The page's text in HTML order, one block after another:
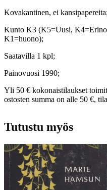
Kovakantinen, ei kansipapereita;
Kunto K3 (K5=Uusi,
K1=huono);
Saatavilla 1 kpl;
Painovuosi 1990;
Yli 50 € kokonaistilaukset
ostosten summa on alle 50 €,
Tutustu myös